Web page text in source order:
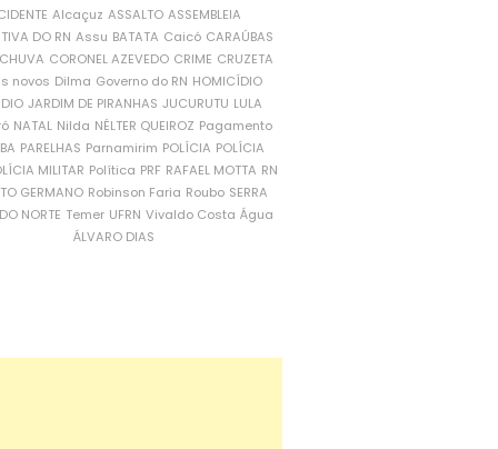
Alcaçuz ASSALTO ASSEMBLEIA
DO RN Assu BATATA Caicó CARAÚBAS
CORONEL AZEVEDO CRIME CRUZETA
novos Dilma Governo do RN HOMICÍDIO
JARDIM DE PIRANHAS JUCURUTU LULA
NATAL Nilda NÉLTER QUEIROZ Pagamento
PARELHAS Parnamirim POLÍCIA POLÍCIA
MILITAR Política PRF RAFAEL MOTTA RN
GERMANO Robinson Faria Roubo SERRA
NORTE Temer UFRN Vivaldo Costa Água
ÁLVARO DIAS